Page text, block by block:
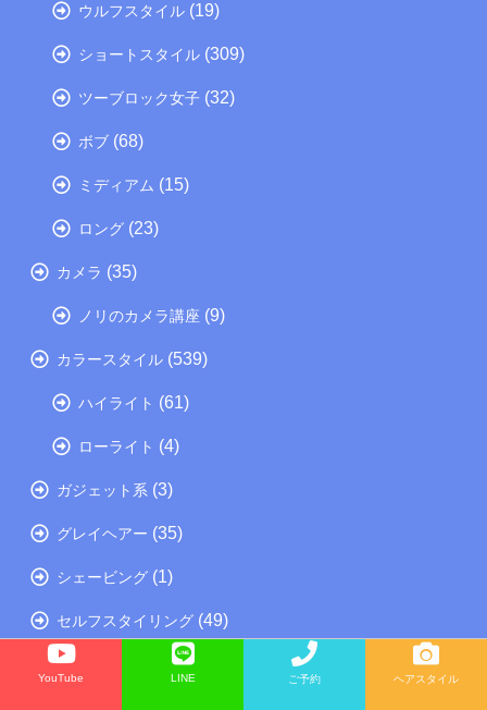
ウルフスタイル (19)
ショートスタイル (309)
ツーブロック女子 (32)
ボブ (68)
ミディアム (15)
ロング (23)
カメラ (35)
ノリのカメラ講座 (9)
カラースタイル (539)
ハイライト (61)
ローライト (4)
ガジェット系 (3)
グレイヘアー (35)
シェービング (1)
セルフスタイリング (49)
ノリにおまかせコース
YouTube LINE ご予約 ヘアスタイル